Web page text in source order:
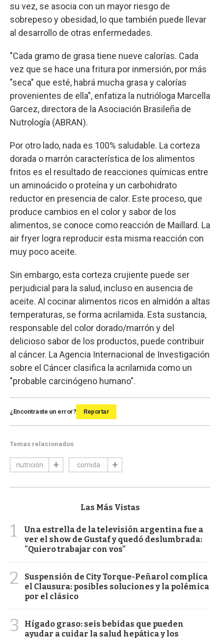
su vez, se asocia con un mayor riesgo de
sobrepeso y obesidad, lo que también puede llevar
al desarrollo de otras enfermedades.
"Cada gramo de grasa tiene nueve calorías. Cada
vez que se hace una fritura por inmersión, por más
"seca" que esté, habrá mucha grasa y calorías
provenientes de ella", enfatiza la nutrióloga Marcella
Garcez, directora de la Asociación Brasileña de
Nutrología (ABRAN).
Por otro lado, nada es 100% saludable. La corteza
dorada o marrón característica de los alimentos
fritos es el resultado de reacciones químicas entre
un aminoácido o proteína y un carbohidrato
reductor en presencia de calor. Este proceso, que
produce cambios en el color y sabor de los
alimentos, se conoce como reacción de Maillard. La
air fryer logra reproducir esta misma reacción con
muy poco aceite.
Sin embargo, esta corteza crujiente puede ser
perjudicial para la salud, incluso en ausencia de
aceite. Al cocinar alimentos ricos en almidón a altas
temperaturas, se forma acrilamida. Esta sustancia,
responsable del color dorado/marrón y del
delicioso sabor de los productos, puede contribuir
al cáncer. La Agencia Internacional de Investigación
sobre el Cáncer clasifica la acrilamida como un
"probable carcinógeno humano".
¿Encontraste un error? Reportar
Temas relacionados
nutrición comida
Las Más Vistas
1
Una estrella de la televisión argentina fue a
ver el show de Gustaf y quedó deslumbrada:
"Quiero trabajar con vos"
2
Suspensión de City Torque-Peñarol complica
el Clausura: posibles soluciones y la polémica
por el clásico
3
Hígado graso: seis bebidas que pueden
ayudar a cuidar la salud hepática y los